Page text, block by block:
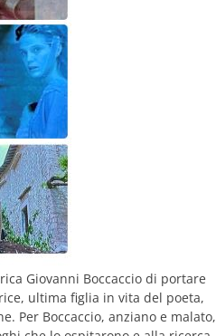
Giovanni Boccaccio di portare
ultima figlia in vita del poeta,
Per Boccaccio, anziano e malato,